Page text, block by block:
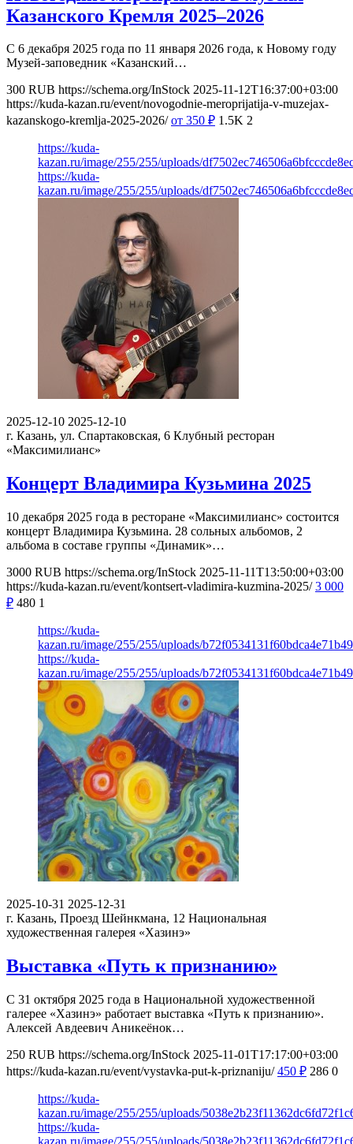
Казанского Кремля 2025–2026
С 6 декабря 2025 года по 11 января 2026 года, к Новому году
Музей-заповедник «Казанский…
300 RUB https://schema.org/InStock 2025-11-12T16:37:00+03:00
https://kuda-kazan.ru/event/novogodnie-meroprijatija-v-muzejax-
kazanskogo-kremlja-2025-2026/ от 350 ₽ 1.5K 2
https://kuda-
kazan.ru/image/255/255/uploads/
https://kuda-
kazan.ru/image/255/255/uploads/
2025-12-10 2025-12-10
г. Казань, ул. Спартаковская, 6 Клубный ресторан
«Максимилианс»
Концерт Владимира Кузьмина 2025
10 декабря 2025 года в ресторане «Максимилианс» состоится
концерт Владимира Кузьмина. 28 сольных альбомов, 2
альбома в составе группы «Динамик»…
3000 RUB https://schema.org/InStock 2025-11-11T13:50:00+03:00
https://kuda-kazan.ru/event/kontsert-vladimira-kuzmina-2025/ 3 000
₽ 480 1
https://kuda-
kazan.ru/image/255/255/uploads/
https://kuda-
kazan.ru/image/255/255/uploads/
2025-10-31 2025-12-31
г. Казань, Проезд Шейнкмана, 12 Национальная
художественная галерея «Хазинэ»
Выставка «Путь к признанию»
С 31 октября 2025 года в Национальной художественной
галерее «Хазинэ» работает выставка «Путь к признанию».
Алексей Авдеевич Аникеёнок…
250 RUB https://schema.org/InStock 2025-11-01T17:17:00+03:00
https://kuda-kazan.ru/event/vystavka-put-k-priznaniju/ 450 ₽ 286 0
https://kuda-
kazan.ru/image/255/255/uploads/
https://kuda-
kazan.ru/image/255/255/uploads/